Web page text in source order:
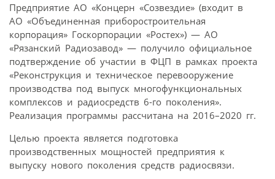
Предприятие АО «Концерн «Созвездие» (входит в
АО «Объединенная приборостроительная
корпорация» Госкорпорации «Ростех») — АО
«Рязанский Радиозавод» — получило официальное
подтверждение об участии в ФЦП в рамках проекта
«Реконструкция и техническое перевооружение
производства под выпуск многофункциональных
комплексов и радиосредств 6-го поколения».
Реализация программы рассчитана на 2016–2020 гг.
Целью проекта является подготовка
производственных мощностей предприятия к
выпуску нового поколения средств радиосвязи.